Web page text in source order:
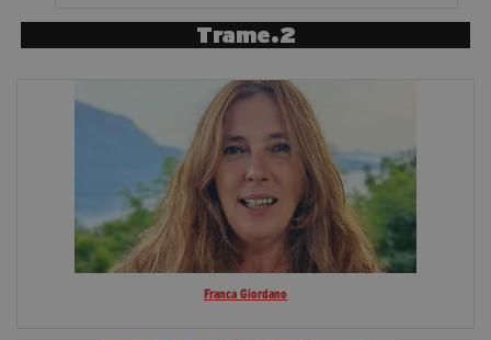
info@tramefestival.itTrame.2
Franca Giordano